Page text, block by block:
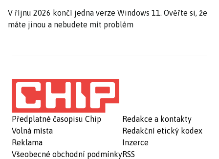
V říjnu 2026 končí jedna verze Windows 11. Ověřte si, že
máte jinou a nebudete mít problém
Předplatné časopisu Chip
Volná místa
Reklama
Všeobecné obchodní podmínky
Redakce a kontakty
Redakční etický kodex
Inzerce
RSS